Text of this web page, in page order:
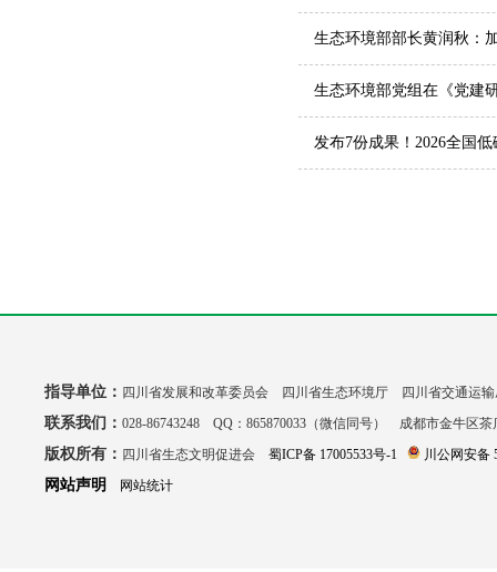
生态环境部部长黄润秋：
生态环境部党组在《党建
发布7份成果！2026全国
指导单位： 四川省发展和改革委员会 四川省生态环境厅 四川省交通运
联系我们： 028-86743248 QQ：865870033（微信同号） 成都市金牛区
版权所有： 四川省生态文明促进会 蜀ICP备 17005533号-1 川公网安备
网站声明 网站统计